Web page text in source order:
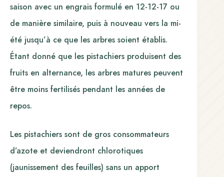
saison avec un engrais formulé en 12-12-17 ou
de manière similaire, puis à nouveau vers la mi-
été jusqu’à ce que les arbres soient établis.
Étant donné que les pistachiers produisent des
fruits en alternance, les arbres matures peuvent
être moins fertilisés pendant les années de
repos.
Les pistachiers sont de gros consommateurs
d’azote et deviendront chlorotiques
(jaunissement des feuilles) sans un apport